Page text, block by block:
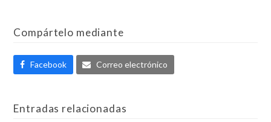
Compártelo mediante
Facebook Correo electrónico
Entradas relacionadas